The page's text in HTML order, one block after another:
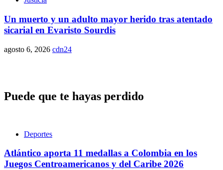
Un muerto y un adulto mayor herido tras atentado
sicarial en Evaristo Sourdis
agosto 6, 2026 cdn24
Puede que te hayas perdido
Deportes
Atlántico aporta 11 medallas a Colombia en los
Juegos Centroamericanos y del Caribe 2026